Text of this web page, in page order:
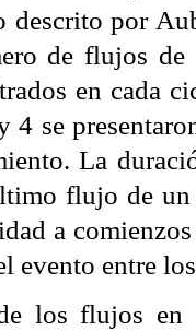
descrito por
de flujos de
en cada
4 se
La
flujo de un
a
evento entre
los flujos en